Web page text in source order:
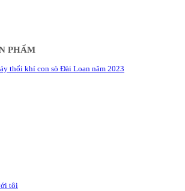
PHẨM
thổi khí con sò Đài Loan năm 2023
tôi